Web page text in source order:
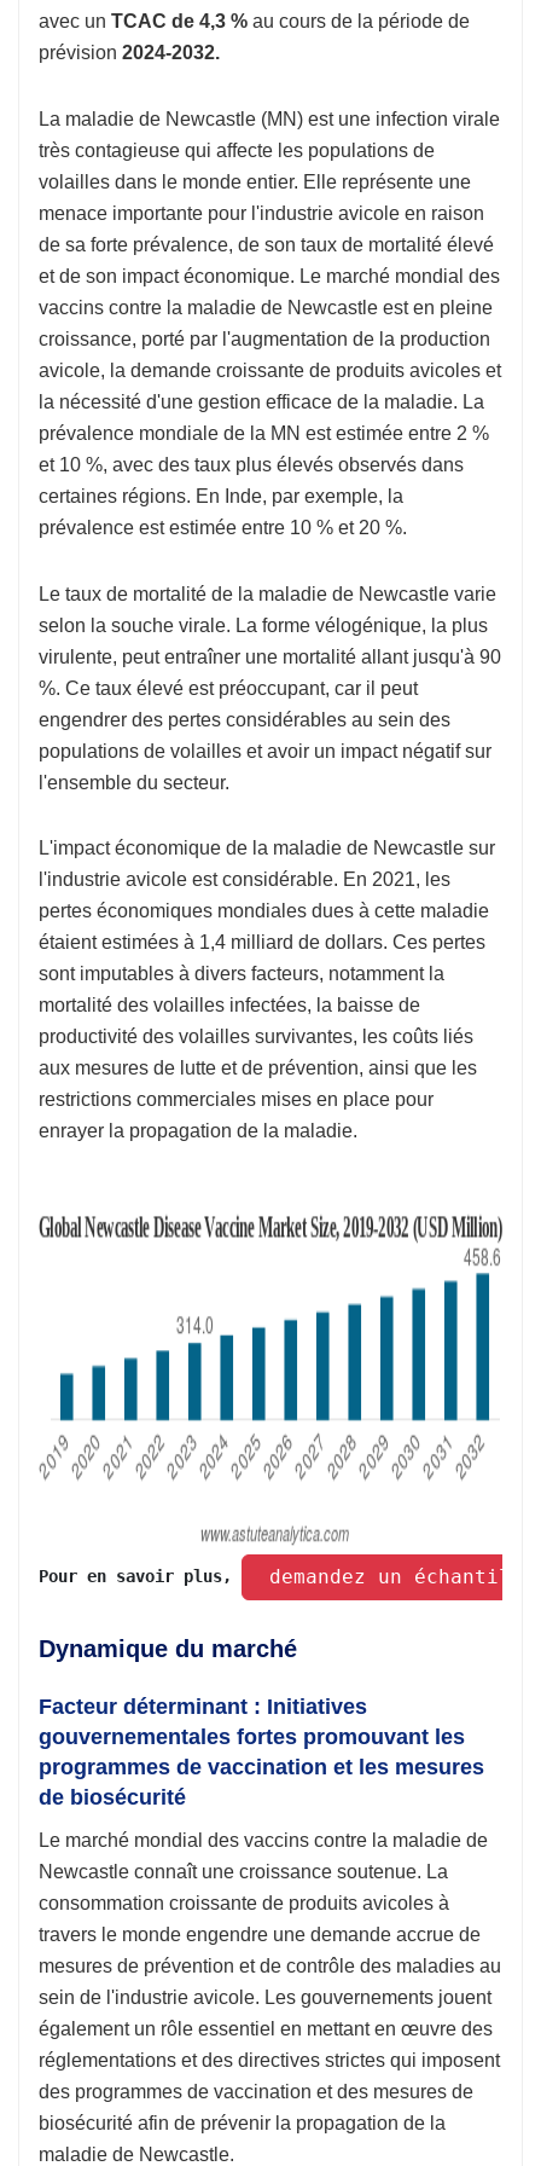
avec un TCAC de 4,3 % au cours de la période de
prévision 2024-2032.
La maladie de Newcastle (MN) est une infection virale
très contagieuse qui affecte les populations de
volailles dans le monde entier. Elle représente une
menace importante pour l'industrie avicole en raison
de sa forte prévalence, de son taux de mortalité élevé
et de son impact économique. Le marché mondial des
vaccins contre la maladie de Newcastle est en pleine
croissance, porté par l'augmentation de la production
avicole, la demande croissante de produits avicoles et
la nécessité d'une gestion efficace de la maladie. La
prévalence mondiale de la MN est estimée entre 2 %
et 10 %, avec des taux plus élevés observés dans
certaines régions. En Inde, par exemple, la
prévalence est estimée entre 10 % et 20 %.
Le taux de mortalité de la maladie de Newcastle varie
selon la souche virale. La forme vélogénique, la plus
virulente, peut entraîner une mortalité allant jusqu'à 90
%. Ce taux élevé est préoccupant, car il peut
engendrer des pertes considérables au sein des
populations de volailles et avoir un impact négatif sur
l'ensemble du secteur.
L'impact économique de la maladie de Newcastle sur
l'industrie avicole est considérable. En 2021, les
pertes économiques mondiales dues à cette maladie
étaient estimées à 1,4 milliard de dollars. Ces pertes
sont imputables à divers facteurs, notamment la
mortalité des volailles infectées, la baisse de
productivité des volailles survivantes, les coûts liés
aux mesures de lutte et de prévention, ainsi que les
restrictions commerciales mises en place pour
enrayer la propagation de la maladie.
Pour en savoir plus, demandez un
Dynamique du marché
Facteur déterminant : Initiatives
gouvernementales fortes promouvant les
programmes de vaccination et les mesures
de biosécurité
Le marché mondial des vaccins contre la maladie de
Newcastle connaît une croissance soutenue. La
consommation croissante de produits avicoles à
travers le monde engendre une demande accrue de
mesures de prévention et de contrôle des maladies au
sein de l'industrie avicole. Les gouvernements jouent
également un rôle essentiel en mettant en œuvre des
réglementations et des directives strictes qui imposent
des programmes de vaccination et des mesures de
biosécurité afin de prévenir la propagation de la
maladie de Newcastle.